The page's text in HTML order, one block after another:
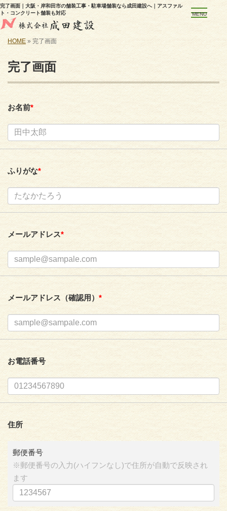
完了画面｜大阪・岸和田市の舗装工事・駐車場舗装なら成田建設へ｜アスファル
ト・コンクリート舗装も対応
MENU
HOME » 完了画面
完了画面
お名前*
ふりがな*
メールアドレス*
メールアドレス（確認用） *
お電話番号
住所
郵便番号
※郵便番号の入力(ハイフンなし)で住所が自動で反映され
ます